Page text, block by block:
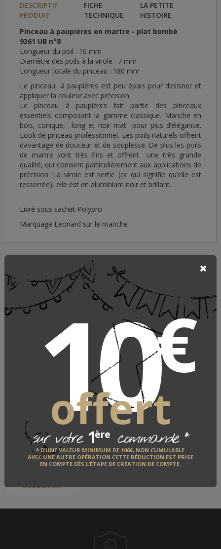
10€
offert
sur votre 1ère commande*
* D’UNE VALEUR MINIMUM DE 100€, NON CUMULABLE
AVEC UNE AUTRE OPÉRATION.CETTE RÉDUCTION EST PRISE
EN COMPTE DÈS L’ÉTAPE DE CRÉATION DE COMPTE.
DESCRIPTIF
PRODUIT
FICHE
TECHNIQUE
LA PETITE
HISTOIRE
Pinceau à paupières en martre - plat bombé
9361 UB n°8
Longueur du poil : 10 mm
Diamètre des poils à la virole : 7 mm
Longueur totale du pinceau : 180 mm
Le pinceau à paupières est peu épais pour dessiner et
appliquer la couleur avec précision.
Le pinceau à paupières fait partie des pinceaux
essentiels composant la gamme classique. Manche en
bois, conique, long et noir mat pour plus d’élégance.
Look de pinceau professionnel. Les poils naturels offrent
davantage de douceur et de souplesse. De plus les poils
de martre sont très fins et offrent une très grande
qualité, qui convient particulièrement aux applications de
précision. La virole est sertie (ce qui signifie qu’elle est
resserrée), elle est en aluminium noir et brillant.
Livré sous sachet Polypro
Marquage Leonard sur le manche
Pinceaux de maquillage
LÉONARD
LE FABRICANT
QUI EST-IL ?
DÉCOUVRIR